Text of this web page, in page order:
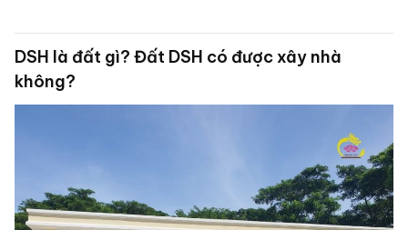
được không ạ? Em cảm ơn Luật sư”.
DSH là đất gì? Đất DSH có được xây nhà
không?